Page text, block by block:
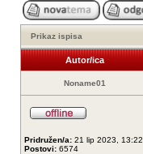
Prikaz ispisa
Autor/ica
Noname01
Pridružen/a: 21 lip 2023, 13:22
Postovi: 6574